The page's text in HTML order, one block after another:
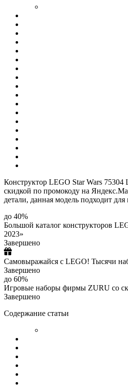
Конструктор LEGO Star Wars
скидкой по промокоду на
детали, данная модель подходит для
до 40%
Большой каталог конструкторов
2023»
Завершено
Самовыражайся с LEGO! Тысячи
Завершено
до 60%
Игровые наборы фирмы ZURU со
Завершено
Содержание статьи